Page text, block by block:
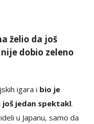
želio da još
dobio zeleno
igara i bio je
još jedan spektakl.
u Japanu, samo da